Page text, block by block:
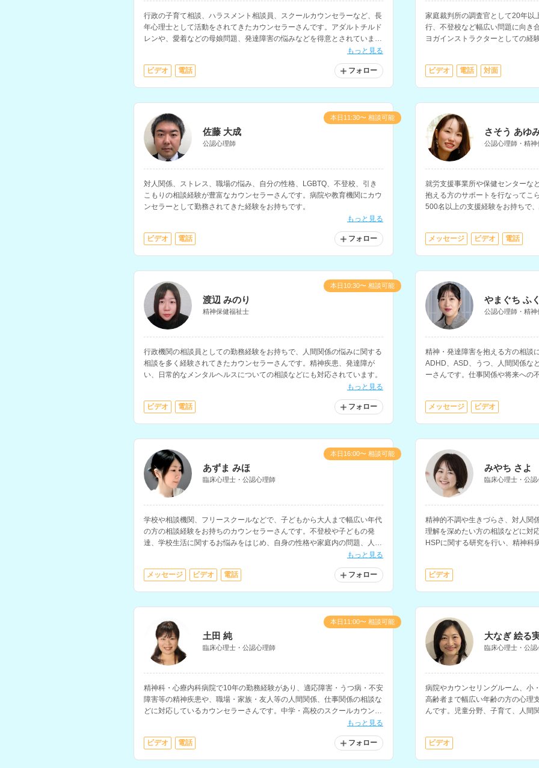
行政の子育て相談、ハラスメント相談員、スクールカウンセラーなど、長
年心理士として活動をされてきたカウンセラーさんです。アダルトチルド
レンや、愛着などの母娘問題、発達障害の悩みなどを得意とされていま
す。講師経験もお持ちで心理学についての知識も深く、様々なお悩みに対
もっと見る
ビデオ 電話 フォロー
家庭裁判所の調査官として20年以
行、不登校など幅広い問題に向き
ヨガインストラクターとしての経
ビデオ 電話 対面
佐藤 大成
公認心理師
対人関係、ストレス、職場の悩み、自分の性格、LGBTQ、不登校、引き
こもりの相談経験が豊富なカウンセラーさんです。病院や教育機関にカウ
ンセラーとして勤務されてきた経験をお持ちです。
もっと見る
ビデオ 電話 フォロー
本日11:30〜 相談可能
さそう あゆ
公認心理師・精神
就労支援事業所や保健センターな
抱える方のサポートを行なってこ
500名以上の支援経験をお持ちで
を深めるサポートやセルフケア
メッセージ ビデオ 電話
渡辺 みのり
精神保健福祉士
行政機関の相談員としての勤務経験をお持ちで、人間関係の悩みに関する
相談を多く経験されてきたカウンセラーさんです。精神疾患、発達障が
い、日常的なメンタルヘルスについての相談などにも対応されています。
もっと見る
ビデオ 電話 フォロー
本日10:30〜 相談可能
やまぐち ふ
公認心理師・精神
精神・発達障害を抱える方の相談
ADHD、ASD、うつ、人間関係な
ーさんです。仕事関係や将来への
メッセージ ビデオ
あずま みほ
臨床心理士・公認心理師
学校や相談機関、フリースクールなどで、子どもから大人まで幅広い年代
の方の相談経験をお持ちのカウンセラーさんです。不登校や子どもの発
達、学校生活に関するお悩みをはじめ、自身の性格や家庭内の問題、人間
もっと見る
メッセージ ビデオ 電話 フォロー
本日16:00〜 相談可能
みやち さよ
臨床心理士・公認
精神的不調や生きづらさ、対人関
理解を深めたい方の相談などに対
HSPに関する研究を行い、精神科
ビデオ
土田 純
臨床心理士・公認心理師
精神科・心療内科病院で10年の勤務経験があり、適応障害・うつ病・不安
障害等の精神疾患や、職場・家族・友人等の人間関係、仕事関係の相談な
どに対応しているカウンセラーさんです。中学・高校のスクールカウンセ
ラーとして5年の経験もお持ちで、不登校の相談にも多く対応されていま
もっと見る
ビデオ 電話 フォロー
本日11:00〜 相談可能
大なぎ 絵る
臨床心理士・公認
病院やカウンセリングルーム、小
高齢者まで幅広い年齢の方の心理
んです。児童分野、子育て、人間
ビデオ